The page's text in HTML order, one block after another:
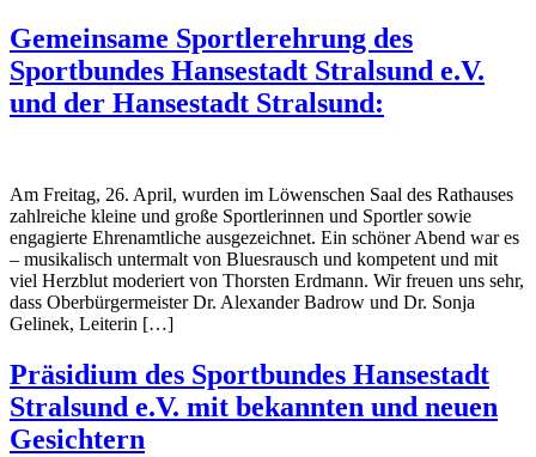
Gemeinsame Sportlerehrung des
Sportbundes Hansestadt Stralsund e.V.
und der Hansestadt Stralsund:
Am Freitag, 26. April, wurden im Löwenschen Saal des Rathauses
zahlreiche kleine und große Sportlerinnen und Sportler sowie
engagierte Ehrenamtliche ausgezeichnet. Ein schöner Abend war es
– musikalisch untermalt von Bluesrausch und kompetent und mit
viel Herzblut moderiert von Thorsten Erdmann. Wir freuen uns sehr,
dass Oberbürgermeister Dr. Alexander Badrow und Dr. Sonja
Gelinek, Leiterin […]
Präsidium des Sportbundes Hansestadt
Stralsund e.V. mit bekannten und neuen
Gesichtern